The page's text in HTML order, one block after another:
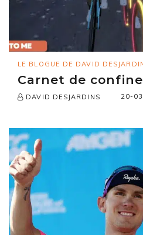
LE BLOGUE DE DAVID
Carnet de
DAVID DESJARDINS 20-